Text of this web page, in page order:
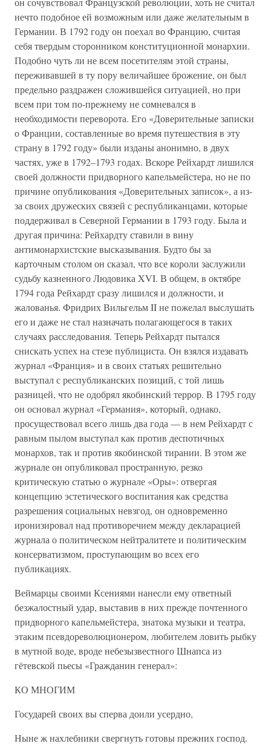
нечто подобное ей возможным или даже желательным в
Германии. В 1792 году он поехал во Францию, считая
себя твердым сторонником конституционной монархии.
Подобно чуть ли не всем посетителям этой страны,
переживавшей в ту пору величайшее брожение, он был
предельно раздражен сложившейся ситуацией, но при
всем при том по-прежнему не сомневался в
необходимости переворота. Его «Доверительные записки
о Франции, составленные во время путешествия в эту
страну в 1792 году» были изданы анонимно, в двух
частях, уже в 1792–1793 годах. Вскоре Рейхардт лишился
своей должности придворного капельмейстера, но не по
причине опубликования «Доверительных записок», а из-
за своих дружеских связей с республиканцами, которые
поддерживал в Северной Германии в 1793 году. Была и
другая причина: Рейхардту ставили в вину
антимонархистские высказывания. Будто бы за
карточным столом он сказал, что все короли заслужили
судьбу казненного Людовика XVI. В общем, в октябре
1794 года Рейхардт сразу лишился и должности, и
жалованья. Фридрих Вильгельм II не пожелал выслушать
его и даже не стал назначать полагающегося в таких
случаях расследования. Теперь Рейхардт пытался
снискать успех на стезе публициста. Он взялся издавать
журнал «Франция» и в своих статьях решительно
выступал с республиканских позиций, с той лишь
разницей, что не одобрял якобинский террор. В 1795 году
он основал журнал «Германия», который, однако,
просуществовал всего лишь два года — в нем Рейхардт с
равным пылом выступал как против деспотичных
монархов, так и против якобинской тирании. В этом же
журнале он опубликовал пространную, резко
критическую статью о журнале «Оры»: отвергая
концепцию эстетического воспитания как средства
разрешения социальных невзгод, он одновременно
иронизировал над противоречием между декларацией
журнала о политическом нейтралитете и политическим
консерватизмом, проступающим во всех его
публикациях.
Веймарцы своими Ксениями нанесли ему ответный
безжалостный удар, выставив в них прежде почтенного
придворного капельмейстера, знатока музыки и театра,
этаким псевдореволюционером, любителем ловить рыбку
в мутной воде, вроде небезызвестного Шнапса из
гётевской пьесы «Гражданин генерал»:
КО МНОГИМ
Государей своих вы сперва доили усердно,
Ныне ж нахлебники свергнуть готовы прежних господ.